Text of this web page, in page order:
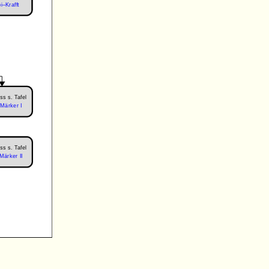
s. Tafel
II
s. Tafel
I